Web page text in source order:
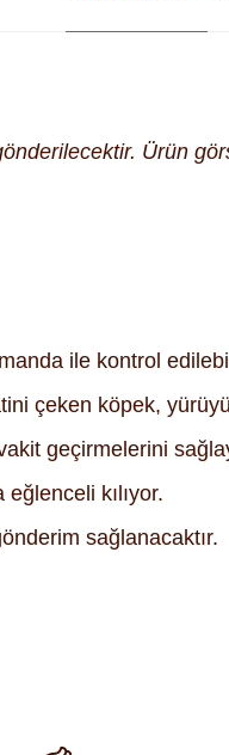
Ürün
ile kontrol
çeken köpek,
geçirmelerini
kılıyor.
sağlanacaktır.